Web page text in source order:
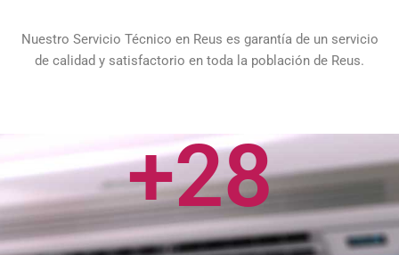
Nuestro Servicio Técnico en Reus es garantía de un servicio
de calidad y satisfactorio en toda la población de Reus.
+28